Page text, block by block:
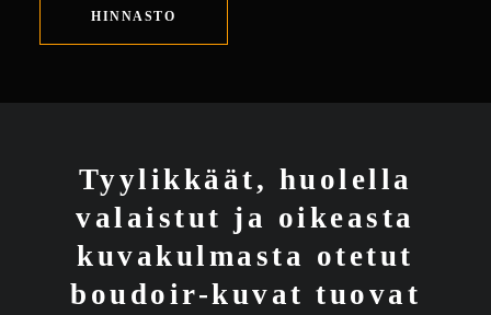
HINNASTO
Tyylikkäät, huolella
valaistut ja oikeasta
kuvakulmasta otetut
boudoir-kuvat tuovat